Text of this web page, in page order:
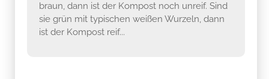
braun, dann ist der Kompost noch unreif. Sind
sie grün mit typischen weißen Wurzeln, dann
ist der Kompost reif...